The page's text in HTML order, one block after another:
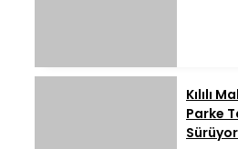
Kılılı
Parke
Sürüyor